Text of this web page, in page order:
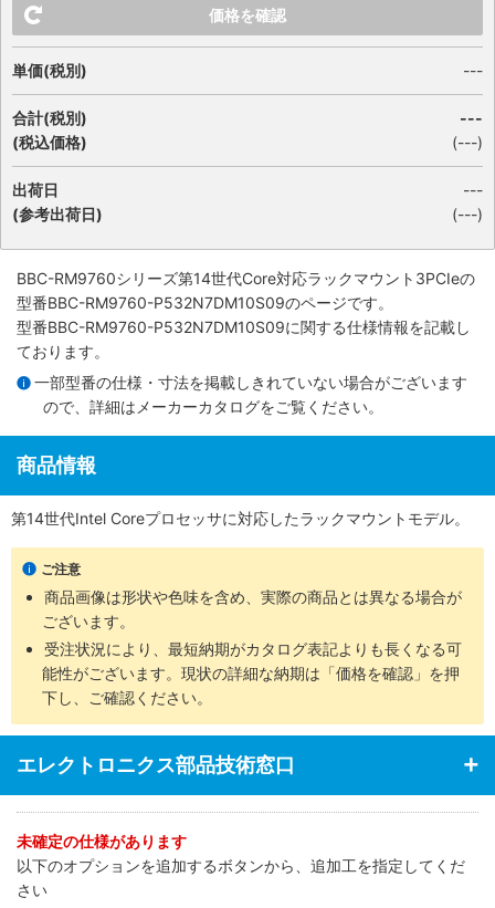
価格を確認
単価(税別) ---
合計(税別)
(税込価格)
---
(---)
出荷日
(参考出荷日)
---
(---)
BBC-RM9760シリーズ第14世代Core対応ラックマウント3PCIeの
型番BBC-RM9760-P532N7DM10S09のページです。
型番BBC-RM9760-P532N7DM10S09に関する仕様情報を記載し
ております。
一部型番の仕様・寸法を掲載しきれていない場合がございます
ので、詳細は メーカーカタログをご覧ください。
商品情報
第14世代Intel Coreプロセッサに対応したラックマウントモデル。
ご注意
商品画像は形状や色味を含め、実際の商品とは異なる場合が
ございます。
受注状況により、最短納期がカタログ表記よりも長くなる可
能性がございます。現状の詳細な納期は「価格を確認」を押
下し、ご確認ください。
エレクトロニクス部品技術窓口
未確定の仕様があります
以下のオプションを追加するボタンから、追加工を指定してくだ
さい